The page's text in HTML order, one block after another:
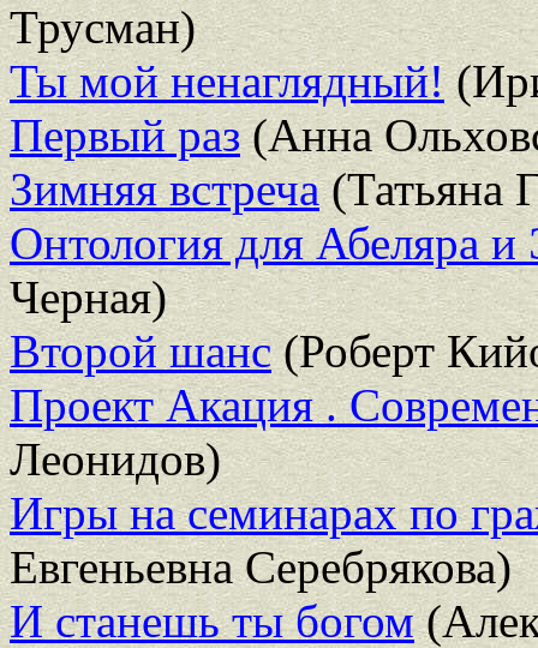
Трусман)
Ты мой ненаглядный!
Первый раз(Анна
Зимняя встреча(Татьяна
Онтология для Абеляра и
Черная)
Второй шанс(Роберт
Проект Акация .
Леонидов)
Игры на семинарах по
Евгеньевна Серебрякова)
И станешь ты богом